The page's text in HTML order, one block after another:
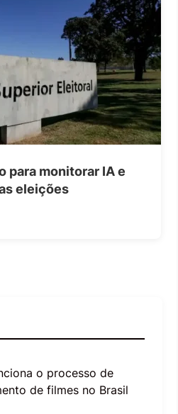
para monitorar IA e
eleições
o processo de
de filmes no Brasil